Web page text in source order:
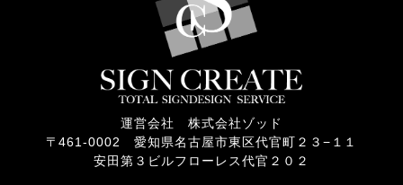
運営会社 株式会社ゾッド
〒461-0002 愛知県名古屋市東区代官町２３−１１
安田第３ビルフローレス代官２０２